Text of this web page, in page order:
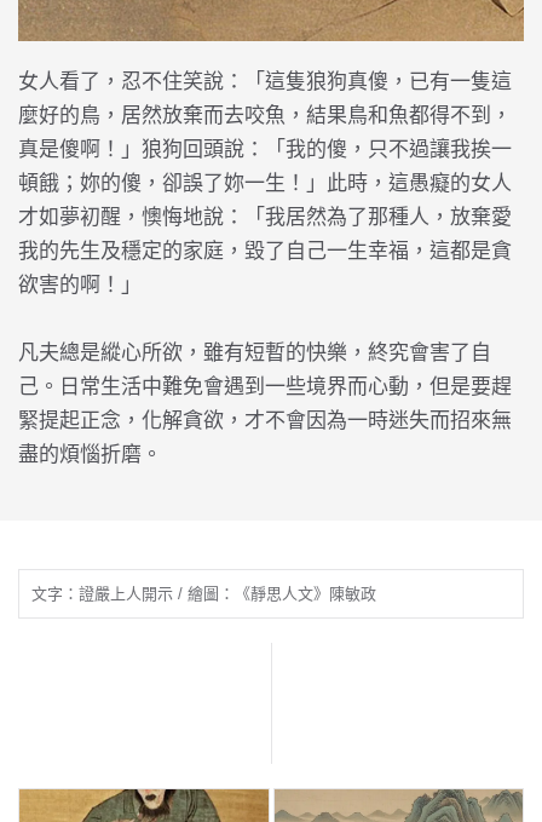
女人看了，忍不住笑說：「這隻狼狗真傻，已有一隻這
麼好的鳥，居然放棄而去咬魚，結果鳥和魚都得不到，
真是傻啊！」狼狗回頭說：「我的傻，只不過讓我挨一
頓餓；妳的傻，卻誤了妳一生！」此時，這愚癡的女人
才如夢初醒，懊悔地說：「我居然為了那種人，放棄愛
我的先生及穩定的家庭，毀了自己一生幸福，這都是貪
欲害的啊！」
凡夫總是縱心所欲，雖有短暫的快樂，終究會害了自
己。日常生活中難免會遇到一些境界而心動，但是要趕
緊提起正念，化解貪欲，才不會因為一時迷失而招來無
盡的煩惱折磨。
文字：證嚴上人開示 / 繪圖：《靜思人文》陳敏政